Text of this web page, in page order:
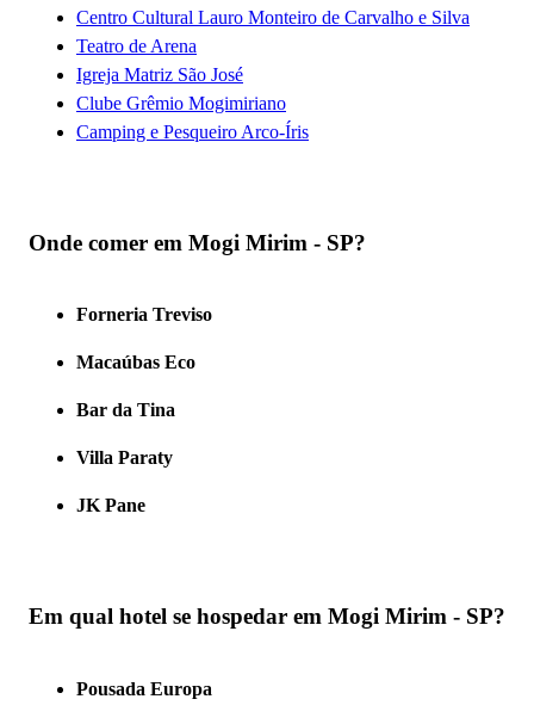
Centro Cultural Lauro Monteiro de Carvalho e Silva
Teatro de Arena
Igreja Matriz São José
Clube Grêmio Mogimiriano
Camping e Pesqueiro Arco-Íris
Onde comer em Mogi Mirim - SP?
Forneria Treviso
Macaúbas Eco
Bar da Tina
Villa Paraty
JK Pane
Em qual hotel se hospedar em Mogi Mirim - SP?
Pousada Europa